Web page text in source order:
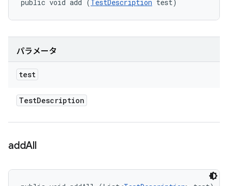
public void add (TestDescription test)
パラメータ
test
TestDescription
addAll